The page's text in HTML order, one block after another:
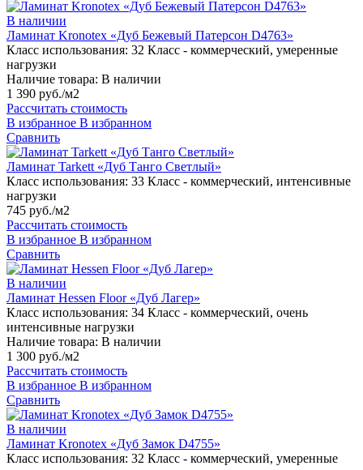
В наличии
Ламинат Kronotex «Дуб Бежевый Патерсон D4763»
Класс использования: 32 Класс - коммерческий, умеренные
нагрузки
Наличие товара: В наличии
1 390 руб./м2
Рассчитать стоимость
В избранное В избранном
Сравнить
Ламинат Tarkett «Дуб Танго Светлый»
Класс использования: 33 Класс - коммерческий, интенсивные
нагрузки
745 руб./м2
Рассчитать стоимость
В избранное В избранном
Сравнить
В наличии
Ламинат Hessen Floor «Дуб Лагер»
Класс использования: 34 Класс - коммерческий, очень
интенсивные нагрузки
Наличие товара: В наличии
1 300 руб./м2
Рассчитать стоимость
В избранное В избранном
Сравнить
В наличии
Ламинат Kronotex «Дуб Замок D4755»
Класс использования: 32 Класс - коммерческий, умеренные